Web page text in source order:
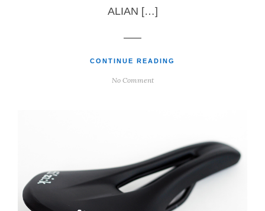
ALIAN […]
CONTINUE READING
No Comment